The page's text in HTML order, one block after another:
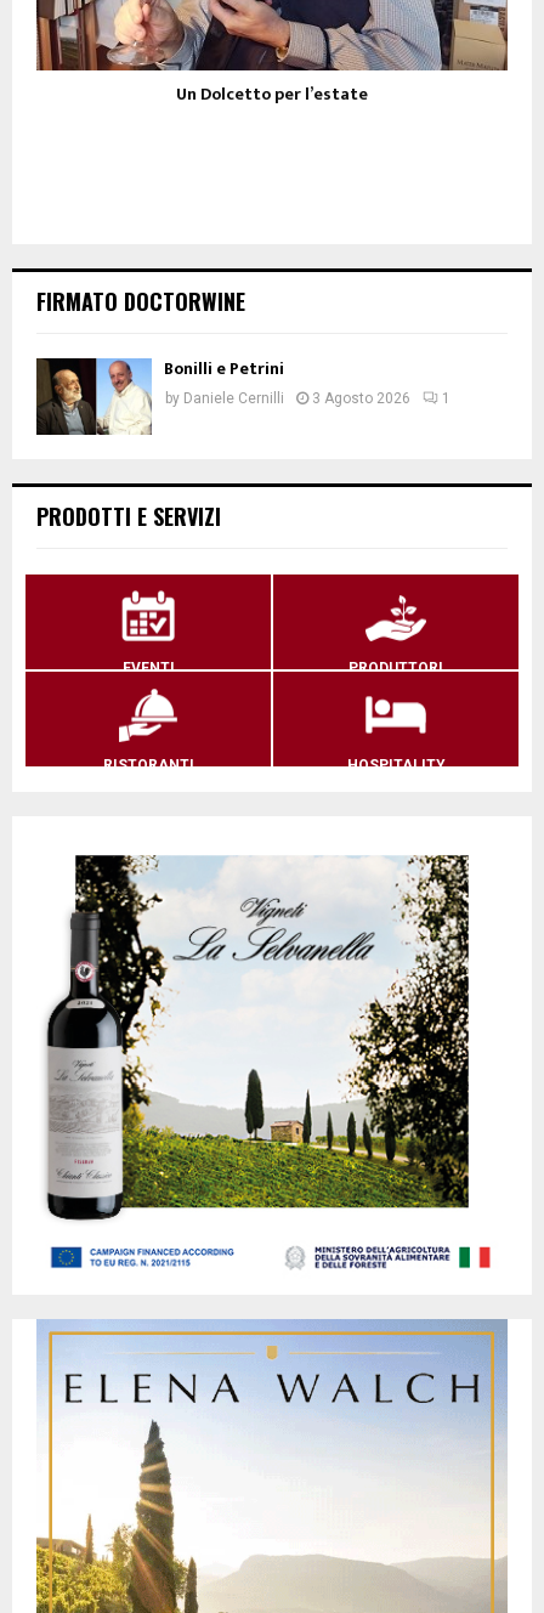
Un Dolcetto per l’estate
FIRMATO DOCTORWINE
Bonilli e Petrini
by Daniele Cernilli 3 Agosto 2026 1
PRODOTTI E SERVIZI
EVENTI PRODUTTORI
RISTORANTI HOSPITALITY